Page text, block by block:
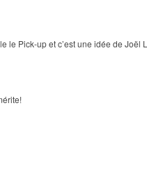
le Pick-up et c’est une idée de Joël